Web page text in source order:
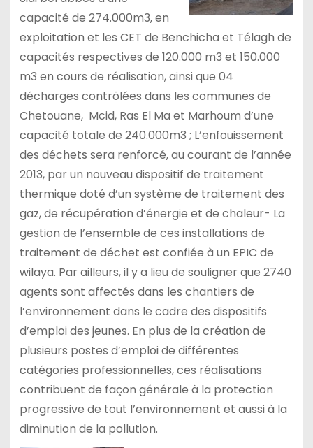
capacité de 274.000m3, en
exploitation et les CET de Benchicha et Télagh de
capacités respectives de 120.000 m3 et 150.000
m3 en cours de réalisation, ainsi que 04
décharges contrôlées dans les communes de
Chetouane, Mcid, Ras El Ma et Marhoum d’une
capacité totale de 240.000m3 ; L’enfouissement
des déchets sera renforcé, au courant de l’année
2013, par un nouveau dispositif de traitement
thermique doté d’un système de traitement des
gaz, de récupération d’énergie et de chaleur- La
gestion de l’ensemble de ces installations de
traitement de déchet est confiée à un EPIC de
wilaya. Par ailleurs, il y a lieu de souligner que 2740
agents sont affectés dans les chantiers de
l’environnement dans le cadre des dispositifs
d’emploi des jeunes. En plus de la création de
plusieurs postes d’emploi de différentes
catégories professionnelles, ces réalisations
contribuent de façon générale à la protection
progressive de tout l’environnement et aussi à la
diminution de la pollution.